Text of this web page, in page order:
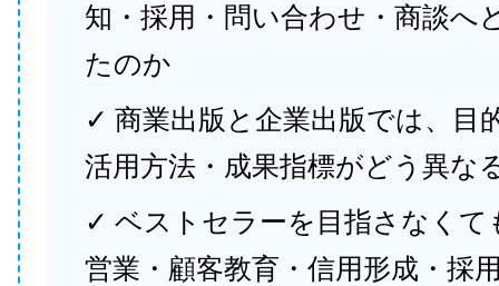
知・採用・問い合わせ・商談へ
たのか
✓ 商業出版と企業出版では、目
活用方法・成果指標がどう異な
✓ ベストセラーを目指さなくて
営業・顧客教育・信用形成・採